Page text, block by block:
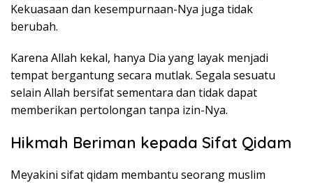
Kekuasaan dan kesempurnaan-Nya juga tidak
berubah.
Karena Allah kekal, hanya Dia yang layak menjadi
tempat bergantung secara mutlak. Segala sesuatu
selain Allah bersifat sementara dan tidak dapat
memberikan pertolongan tanpa izin-Nya.
Hikmah Beriman kepada Sifat Qidam
Meyakini sifat qidam membantu seorang muslim